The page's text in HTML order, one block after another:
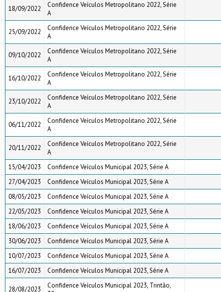
18/09/2022
Confidence Veículos Metropolitano 2022, Série
A
25/09/2022
Confidence Veículos Metropolitano 2022, Série
A
09/10/2022
Confidence Veículos Metropolitano 2022, Série
A
16/10/2022
Confidence Veículos Metropolitano 2022, Série
A
23/10/2022
Confidence Veículos Metropolitano 2022, Série
A
06/11/2022
Confidence Veículos Metropolitano 2022, Série
A
20/11/2022
Confidence Veículos Metropolitano 2022, Série
A
15/04/2023
Confidence Veículos Municipal 2023, Série A
27/04/2023
Confidence Veículos Municipal 2023, Série A
08/05/2023
Confidence Veículos Municipal 2023, Série A
22/05/2023
Confidence Veículos Municipal 2023, Série A
18/06/2023
Confidence Veículos Municipal 2023, Série A
30/06/2023
Confidence Veículos Municipal 2023, Série A
10/07/2023
Confidence Veículos Municipal 2023, Série A
16/07/2023
Confidence Veículos Municipal 2023, Série A
28/08/2023
Confidence Veículos Municipal 2023, Trintão,